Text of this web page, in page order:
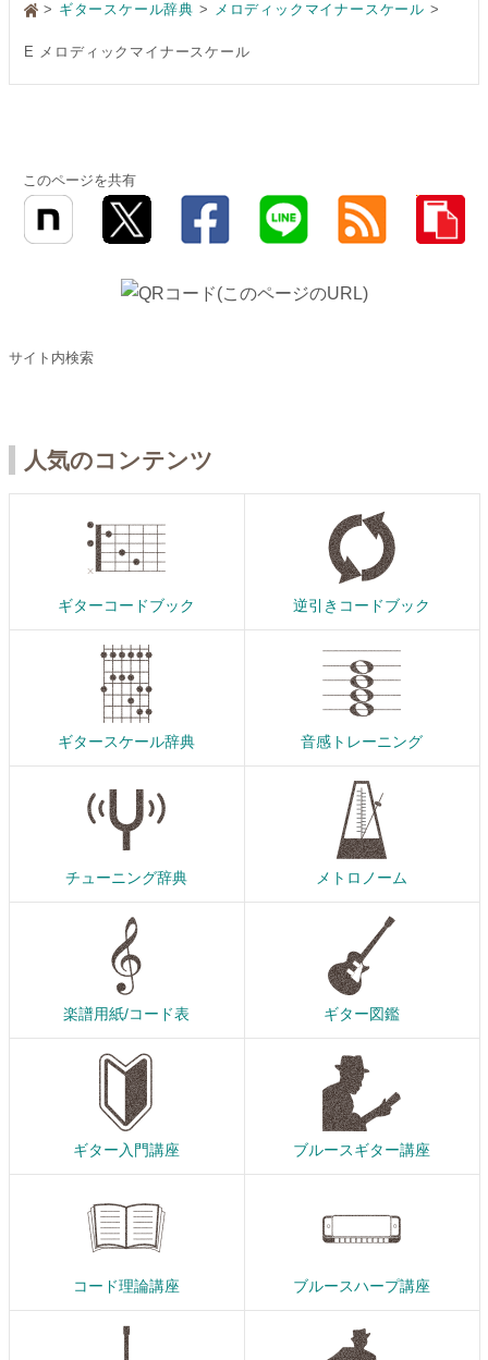
> ギタースケール辞典 メロディックマイナースケール
E メロディックマイナースケール
このページを共有
サイト内検索
人気のコンテンツ
ギターコードブック 逆引きコードブック
ギタースケール辞典 音感トレーニング
チューニング辞典 メトロノーム
楽譜用紙/コード表 ギター図鑑
ギター入門講座 ブルースギター講座
コード理論講座 ブルースハープ講座